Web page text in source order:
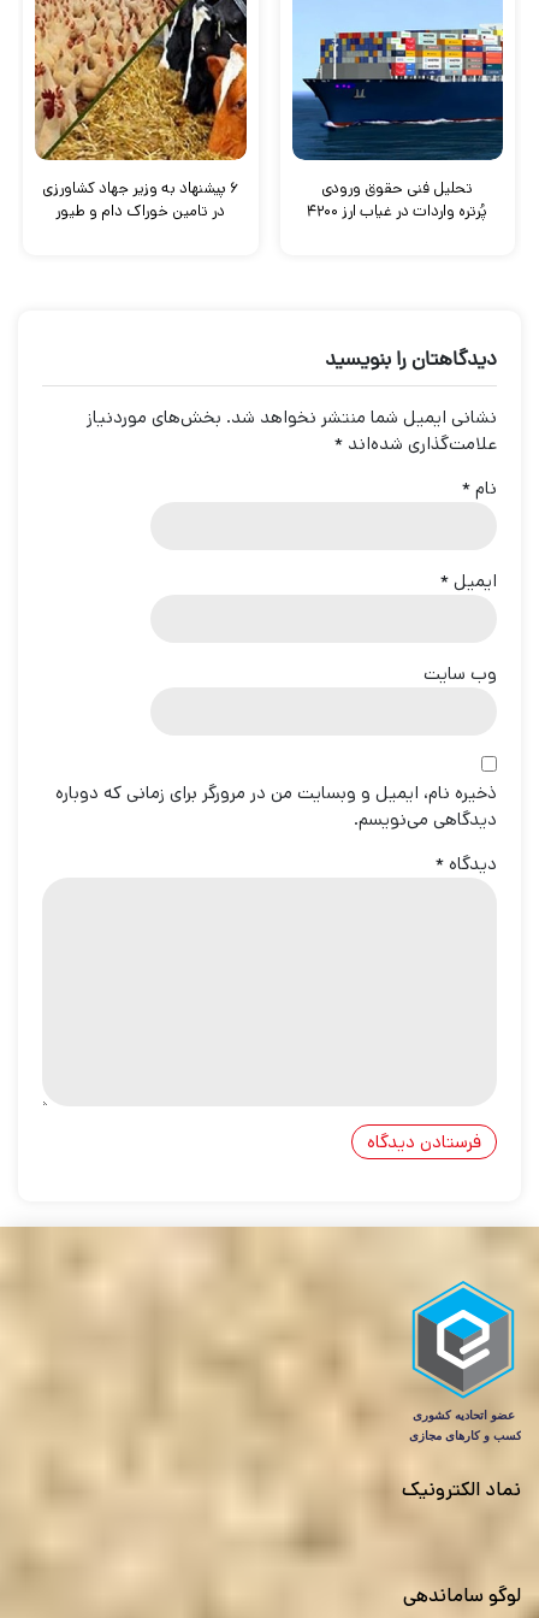
تحلیل فنی حقوق ورودی
پُرتره واردات در غیاب ارز ۴۲۰۰
۶ پیشنهاد به وزیر جهاد کشاورزی
در تامین خوراک دام و طیور
دیدگاهتان را بنویسید
نشانی ایمیل شما منتشر نخواهد شد. بخش‌های موردنیاز
علامت‌گذاری شده‌اند *
نام*
ایمیل*
وب‌ سایت
ذخیره نام، ایمیل و وبسایت من در مرورگر برای زمانی که دوباره
دیدگاهی می‌نویسم.
دیدگاه*
نماد الکترونیک
لوگو ساماندهی